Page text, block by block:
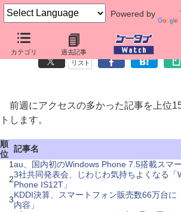
Powered by
カテゴリ 過去記事
先週のニュースアクセス
リスト
前週にアクセスの多かった記事を上位
トします。
順
位
記事名
1au、国内初のWindows Phone 7.5搭載スマ
23社共同発表会、じわじわ気持ちよくなる「
Phone IS12T」
3KDDI決算、スマートフォン販売数66万台に
内容」